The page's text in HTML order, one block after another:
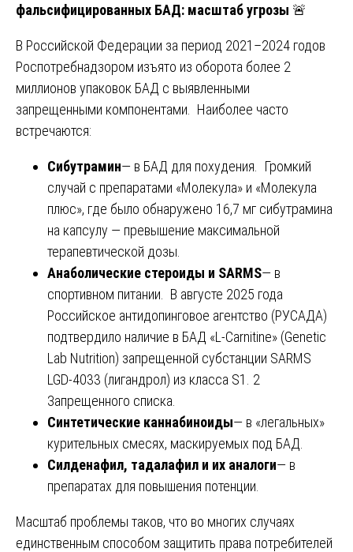
фальсифицированных БАД: масштаб угрозы 🚨
В Российской Федерации за период 2021–2024 годов
Роспотребнадзором изъято из оборота более 2
миллионов упаковок БАД с выявленными
запрещенными компонентами. Наиболее часто
встречаются:
Сибутрамин— в БАД для похудения. Громкий
случай с препаратами «Молекула» и «Молекула
плюс», где было обнаружено 16,7 мг сибутрамина
на капсулу — превышение максимальной
терапевтической дозы.
Анаболические стероиды и SARMS— в
спортивном питании. В августе 2025 года
Российское антидопинговое агентство (РУСАДА)
подтвердило наличие в БАД «L-Carnitine» (Genetic
Lab Nutrition) запрещенной субстанции SARMS
LGD-4033 (лигандрол) из класса S1. 2
Запрещенного списка.
Синтетические каннабиноиды— в «легальных»
курительных смесях, маскируемых под БАД.
Силденафил, тадалафил и их аналоги— в
препаратах для повышения потенции.
Масштаб проблемы таков, что во многих случаях
единственным способом защитить права потребителей